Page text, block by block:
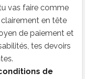
vas faire comme
en tête
de paiement et
tes devoirs
de